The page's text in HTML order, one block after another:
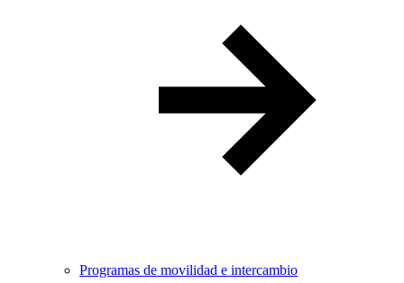
Programas de movilidad e intercambio